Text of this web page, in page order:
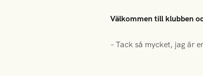
Välkommen till klubben
– Tack så mycket, jag är